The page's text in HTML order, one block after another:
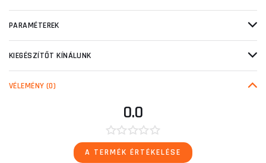
PARAMÉTEREK
KIEGÉSZÍTŐT KÍNÁLUNK
VÉLEMÉNY (0)
0.0
A TERMÉK ÉRTÉKELÉSE